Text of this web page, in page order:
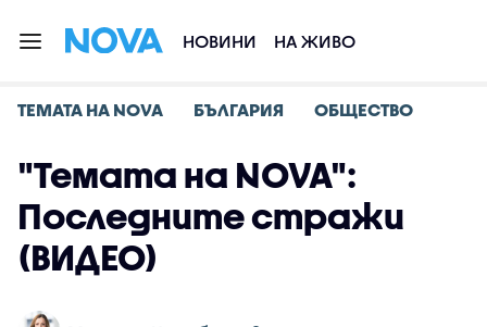
НОВИНИ НА ЖИВО
ТЕМАТА НА NOVA БЪЛГАРИЯ ОБЩЕСТВО
"Темата на NOVA":
Последните стражи
(ВИДЕО)